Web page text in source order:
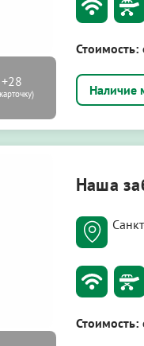
Стоимость:
Наша
Стоимость: